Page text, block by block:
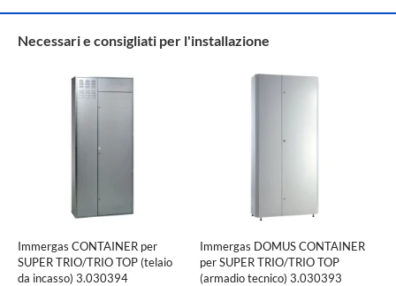
Necessari e consigliati per l'installazione
Immergas CONTAINER per
SUPER TRIO/TRIO TOP (telaio
da incasso) 3.030394
Immergas DOMUS CONTAINER
per SUPER TRIO/TRIO TOP
(armadio tecnico) 3.030393